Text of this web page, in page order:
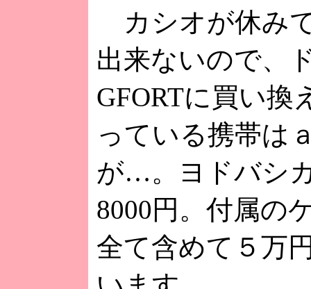
カシオが休み
出来ないので、
GFORTに買い換
っている携帯は
が…。ヨドバシ
8000円。付属の
全て含めて５万